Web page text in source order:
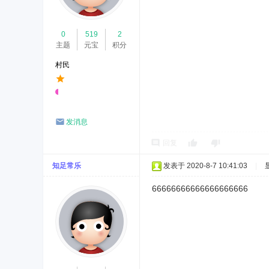
0
主题
519
元宝
2
积分
村民
发消息
知足常乐 发表于 2020-8-7 10:41:03
66666666666666666666